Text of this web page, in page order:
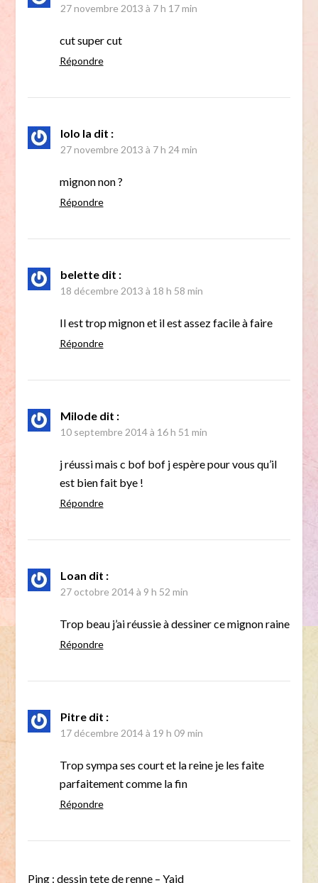
27 novembre 2013 à 7 h 17 min
cut super cut
Répondre
lolo la dit :
27 novembre 2013 à 7 h 24 min
mignon non ?
Répondre
belette dit :
18 décembre 2013 à 18 h 58 min
Il est trop mignon et il est assez facile à faire
Répondre
Milode dit :
10 septembre 2014 à 16 h 51 min
j réussi mais c bof bof j espère pour vous qu’il
est bien fait bye !
Répondre
Loan dit :
27 octobre 2014 à 9 h 52 min
Trop beau j’ai réussie à dessiner ce mignon raine
Répondre
Pitre dit :
17 décembre 2014 à 19 h 09 min
Trop sympa ses court et la reine je les faite
parfaitement comme la fin
Répondre
Ping : dessin tete de renne – Yaid